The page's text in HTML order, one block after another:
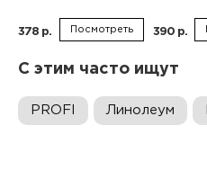
378 р. Посмотреть 390 р.
С этим часто ищут
PROFI Линолеум